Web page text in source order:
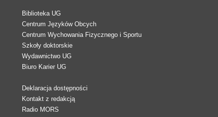
Biblioteka UG
Centrum Języków Obcych
Centrum Wychowania Fizycznego i Sportu
Szkoły doktorskie
Wydawnictwo UG
Biuro Karier UG
Deklaracja dostępności
Kontakt z redakcją
Radio MORS